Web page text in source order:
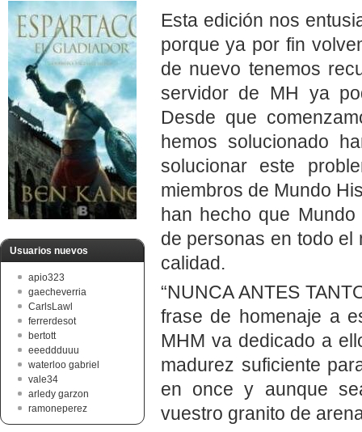
Usuarios nuevos
apio323
gaecheverria
CarlsLawl
ferrerdesot
bertott
eeeddduuu
waterloo gabriel
vale34
arledy garzon
ramoneperez
Esta edición nos
porque ya por fin
de nuevo tenemos
servidor de MH ya
Desde que
hemos solucionado
solucionar este
miembros de Mundo
han hecho que
de personas en todo el
calidad.
“NUNCA ANTES
frase de homenaje a
MHM va dedicado a
madurez suficiente
en once y aunque
vuestro granito de